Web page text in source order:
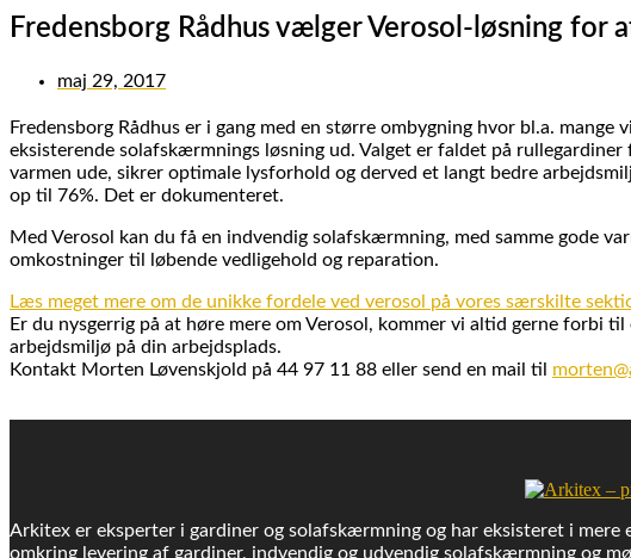
Fredensborg Rådhus vælger Verosol-løsning for
maj 29, 2017
Fredensborg Rådhus er i gang med en større ombygning hvor bl.a.
eksisterende solafskærmnings løsning ud. Valget er faldet på
varmen ude, sikrer optimale lysforhold og derved et langt bedre
op til 76%. Det er dokumenteret.
Med Verosol kan du få en indvendig solafskærmning, med samme gode
omkostninger til løbende vedligehold og reparation.
Læs meget mere om de unikke fordele ved verosol på vores særskilte
Er du nysgerrig på at høre mere om Verosol, kommer vi altid gerne forbi
arbejdsmiljø på din arbejdsplads.
Kontakt Morten Løvenskjold på 44 97 11 88 eller send en mail til
Arkitex er eksperter i gardiner og solafskærmning og har eksisteret i
omkring levering af gardiner, indvendig og udvendig solafskærmning og